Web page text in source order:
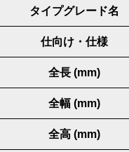
タイプグレード名
仕向け・仕様
全長 (mm)
全幅 (mm)
全高 (mm)